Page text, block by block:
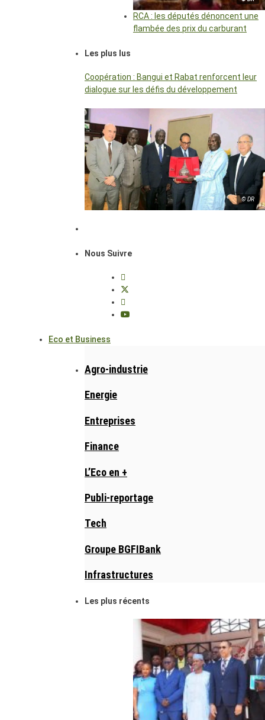
RCA : les députés dénoncent une
flambée des prix du carburant
Les plus lus
Coopération : Bangui et Rabat renforcent leur
dialogue sur les défis du développement
© DR
Nous Suivre
Eco et Business
Agro-industrie
Energie
Entreprises
Finance
L’Eco en +
Publi-reportage
Tech
Groupe BGFIBank
Infrastructures
Les plus récents